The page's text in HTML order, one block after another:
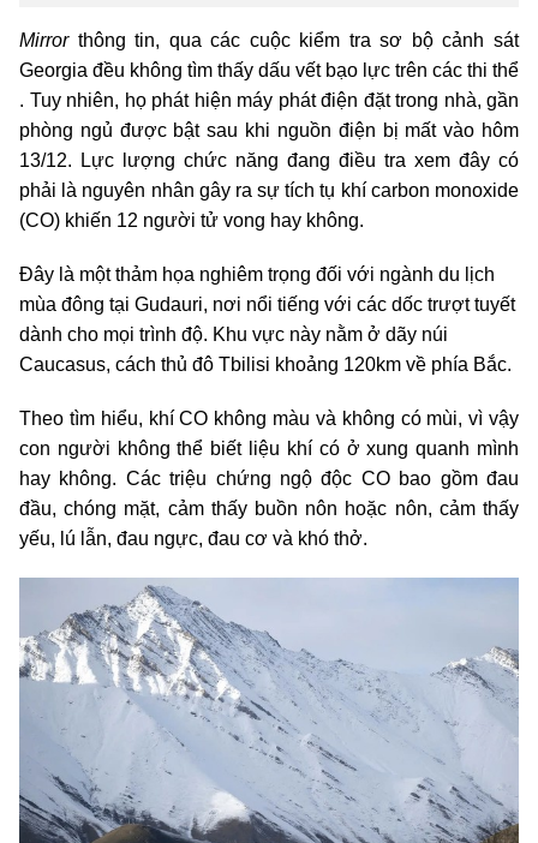
Mirror thông tin, qua các cuộc kiểm tra sơ bộ cảnh sát
Georgia đều không tìm thấy dấu vết bạo lực trên các thi thể
. Tuy nhiên, họ phát hiện máy phát điện đặt trong nhà, gần
phòng ngủ được bật sau khi nguồn điện bị mất vào hôm
13/12. Lực lượng chức năng đang điều tra xem đây có
phải là nguyên nhân gây ra sự tích tụ khí carbon monoxide
(CO) khiến 12 người tử vong hay không.
Đây là một thảm họa nghiêm trọng đối với ngành du lịch
mùa đông tại Gudauri, nơi nổi tiếng với các dốc trượt tuyết
dành cho mọi trình độ. Khu vực này nằm ở dãy núi
Caucasus, cách thủ đô Tbilisi khoảng 120km về phía Bắc.
Theo tìm hiểu, khí CO không màu và không có mùi, vì vậy
con người không thể biết liệu khí có ở xung quanh mình
hay không. Các triệu chứng ngộ độc CO bao gồm đau
đầu, chóng mặt, cảm thấy buồn nôn hoặc nôn, cảm thấy
yếu, lú lẫn, đau ngực, đau cơ và khó thở.